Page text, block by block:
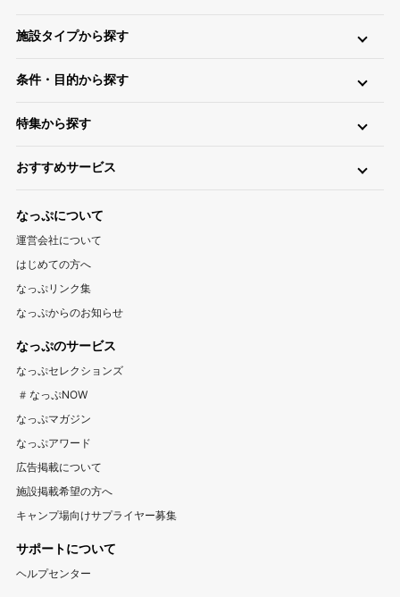
北海道キャンプ場 青森キャンプ場
東京キャンプ場 神奈川キャンプ場
群馬キャンプ場
北陸・甲信越
山梨キャンプ場
富山キャンプ場 石川キャンプ場
東海
関西
中国・四国
岡山キャンプ場
施設タイプから探す
区画サイト フリーサイト
条件・目的から探す
無料 手ぶら（レンタル）
特集から探す
ペットと一緒に遊べるキャンプ場特集
標高が高いキャンプ場特集
おすすめサービス
登山情報サイト YAMA HACK
自転車情報サイト CYCLEHACK
バーベキュー情報サイト BBQ HACK
中古アウトドア用品販売サイト UZD
バーベキュー検索予約サイト Hero！
なっぷについて
運営会社について
はじめての方へ
なっぷリンク集
なっぷからのお知らせ
なっぷのサービス
なっぷセレクションズ
#なっぷNOW
なっぷマガジン
なっぷアワード
広告掲載について
施設掲載希望の方へ
キャンプ場向けサプライヤー募集
サポートについて
ヘルプセンター